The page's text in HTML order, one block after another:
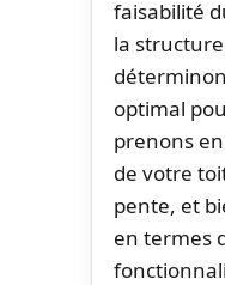
faisabilité
la
optimal
prenons
de votre
pente, et
en termes